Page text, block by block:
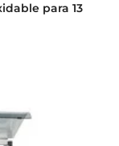
para 13